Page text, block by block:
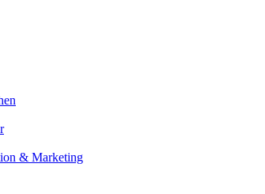
& Marketing